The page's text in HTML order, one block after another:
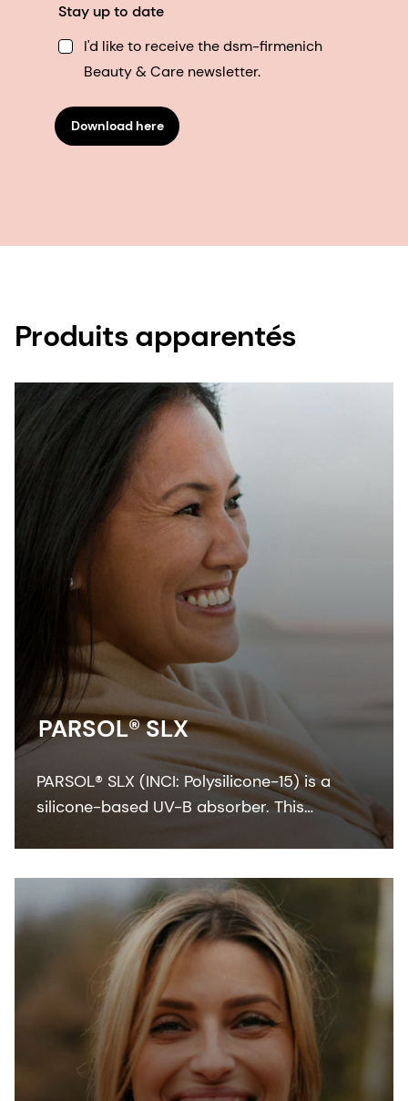
Stay up to date
I'd like to receive the dsm-firmenich
Beauty & Care newsletter.
Download here
Produits apparentés
PARSOL® SLX
PARSOL® SLX (INCI: Polysilicone-15) is a
silicone-based UV-B absorber. This
sunscreen formulation.